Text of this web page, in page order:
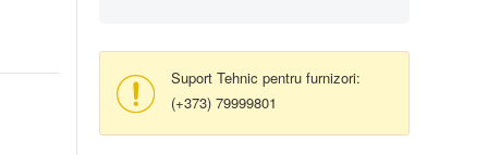
Suport Tehnic pentru furnizori:
(+373) 79999801